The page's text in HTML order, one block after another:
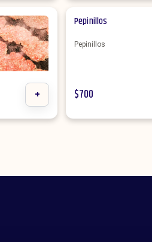
+
Pepinillos
Pepinillos
$700